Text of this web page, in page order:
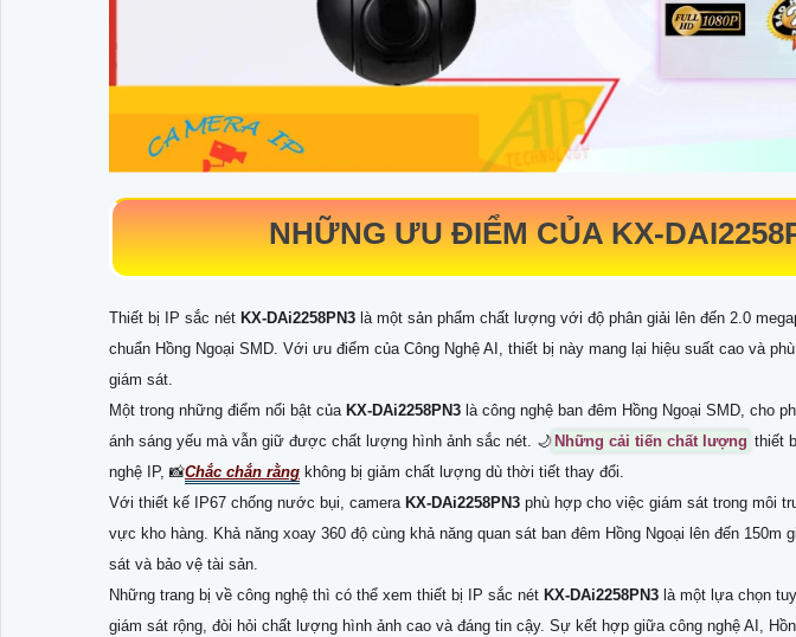
NHỮNG ƯU ĐIỂM CỦAKX-
Thiết bị IP sắc nét KX-DAi2258PN3 là một sản phẩm chất lượng với độ phân giải lên đến 2.0
chuẩn Hồng Ngoại SMD. Với ưu điểm của Công Nghệ AI, thiết bị này mang lại hiệu suất cao và
giám sát.
Một trong những điểm nổi bật của KX-DAi2258PN3 là công nghệ ban đêm Hồng Ngoại SMD, cho
ánh sáng yếu mà vẫn giữ được chất lượng hình ảnh sắc nét. 🌙 Những cải tiến chất lượng thiết
nghệ IP, 📸Chắc chắn rằng không bị giảm chất lượng dù thời tiết thay đổi.
Với thiết kế IP67 chống nước bụi, camera KX-DAi2258PN3 phù hợp cho việc giám sát trong môi
vực kho hàng. Khả năng xoay 360 độ cùng khả năng quan sát ban đêm Hồng Ngoại lên đến 150m
sát và bảo vệ tài sản.
Những trang bị về công nghệ thì có thể xem thiết bị IP sắc nét KX-DAi2258PN3 là một lựa chọn
giám sát rộng, đòi hỏi chất lượng hình ảnh cao và đáng tin cậy. Sự kết hợp giữa công nghệ AI,